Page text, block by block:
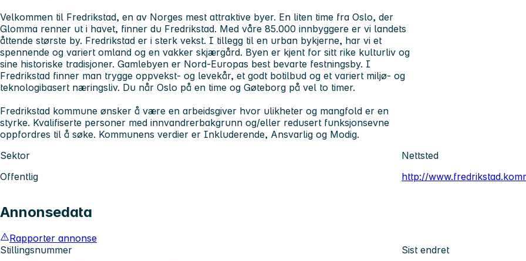
Velkommen til Fredrikstad, en av Norges mest attraktive byer. En liten time fra Oslo, der
Glomma renner ut i havet, finner du Fredrikstad. Med våre 85.000 innbyggere er vi landets
åttende største by. Fredrikstad er i sterk vekst. I tillegg til en urban bykjerne, har vi et
spennende og variert omland og en vakker skjærgård. Byen er kjent for sitt rike kulturliv og
sine historiske tradisjoner. Gamlebyen er Nord-Europas best bevarte festningsby. I
Fredrikstad finner man trygge oppvekst- og levekår, et godt botilbud og et variert miljø- og
teknologibasert næringsliv. Du når Oslo på en time og Gøteborg på vel to timer.
Fredrikstad kommune ønsker å være en arbeidsgiver hvor ulikheter og mangfold er en
styrke. Kvalifiserte personer med innvandrerbakgrunn og/eller redusert funksjonsevne
oppfordres til å søke. Kommunens verdier er Inkluderende, Ansvarlig og Modig.
Sektor
Offentlig
Nettsted
http://
Annonsedata
Rapporter annonse
Stillingsnummer
Sist endret